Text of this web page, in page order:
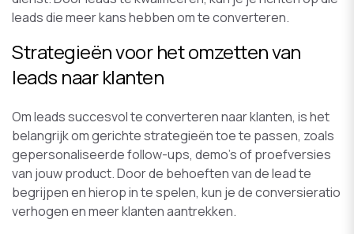
leads die meer kans hebben om te converteren.
Strategieën voor het omzetten van
leads naar klanten
Om leads succesvol te converteren naar klanten, is het
belangrijk om gerichte strategieën toe te passen, zoals
gepersonaliseerde follow-ups, demo's of proefversies
van jouw product. Door de behoeften van de lead te
begrijpen en hierop in te spelen, kun je de conversieratio
verhogen en meer klanten aantrekken.